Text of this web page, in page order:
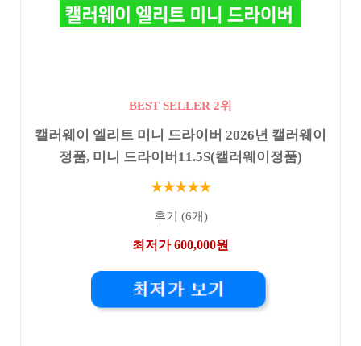
BEST SELLER 2위
캘러웨이 엘리트 미니 드라이버 2026년 캘러웨이
정품, 미니 드라이버11.5S(캘러웨이정품)
★★★★★
후기 (6개)
최저가 600,000원